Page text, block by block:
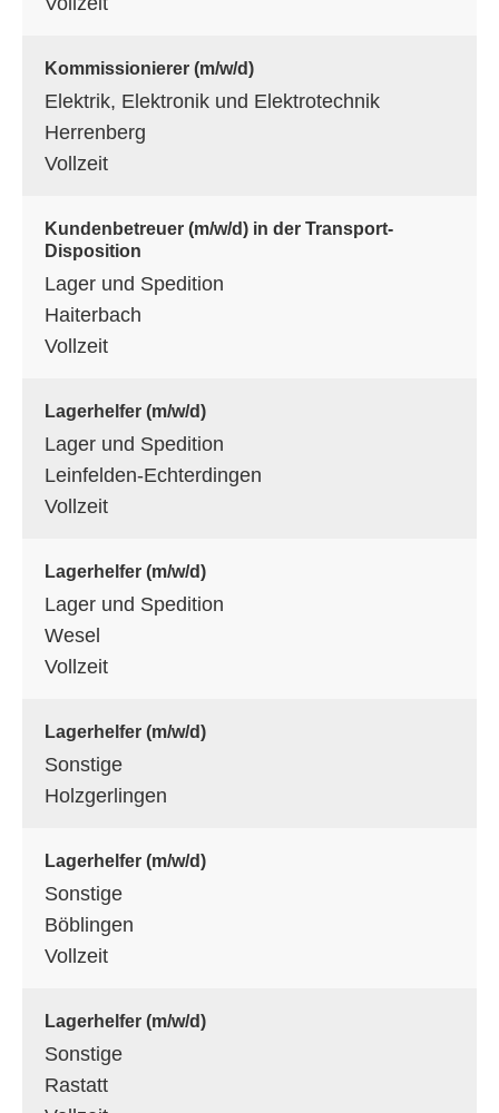
Lagerhelfer (m/w/d)
Lager und Spedition
Leinfelden-Echterdingen
Vollzeit
Lagerhelfer (m/w/d)
Lager und Spedition
Wesel
Vollzeit
Lagerhelfer (m/w/d)
Sonstige
Holzgerlingen
Lagerhelfer (m/w/d)
Sonstige
Böblingen
Vollzeit
Lagerhelfer (m/w/d)
Sonstige
Rastatt
Kundenbetreuer (m/w/d) in der Transport-
Disposition
Lager und Spedition
Haiterbach
Vollzeit
Kommissionierer (m/w/d)
Elektrik, Elektronik und Elektrotechnik
Herrenberg
Vollzeit